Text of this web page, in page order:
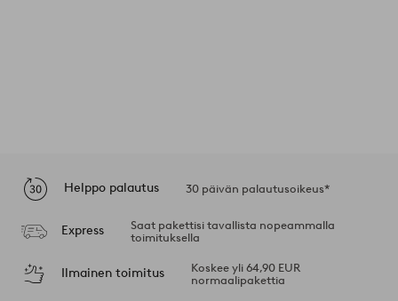
Helppo palautus 30 päivän palautusoikeus*
Express
Saat pakettisi tavallista nopeammalla
toimituksella
Ilmainen toimitus
Koskee yli 64,90 EUR
normaalipakettia